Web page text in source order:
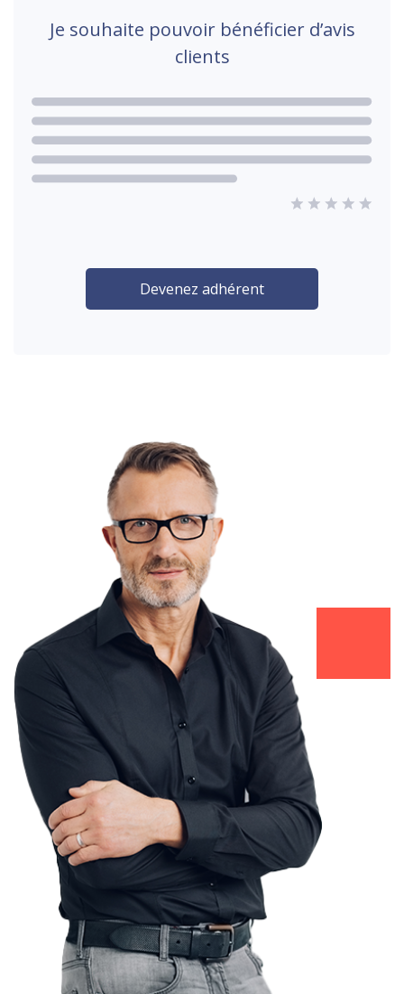
Je souhaite pouvoir bénéficier d’avis
clients
Devenez adhérent